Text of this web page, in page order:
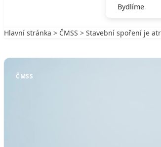
Bydlíme
Hlavní stránka > ČMSS > Stavební spoření je
ČMSS